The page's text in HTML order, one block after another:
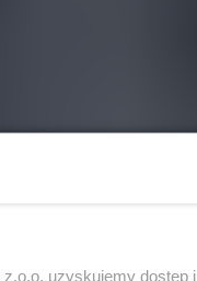
uzyskujemy dostęp i